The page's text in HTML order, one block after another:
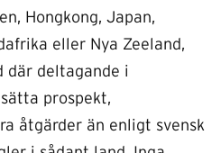
Hongkong, Japan,
eller Nya Zeeland,
där deltagande i
prospekt,
åtgärder än enligt svensk